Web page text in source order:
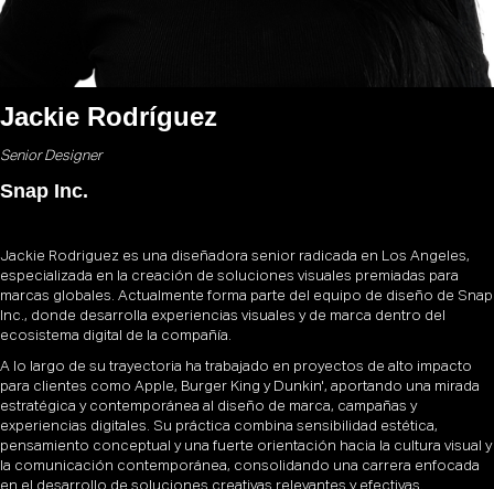
Jackie Rodríguez
Senior Designer
Snap Inc.
Jackie Rodriguez es una diseñadora senior radicada en Los Angeles,
especializada en la creación de soluciones visuales premiadas para
marcas globales. Actualmente forma parte del equipo de diseño de Snap
Inc., donde desarrolla experiencias visuales y de marca dentro del
ecosistema digital de la compañía.
A lo largo de su trayectoria ha trabajado en proyectos de alto impacto
para clientes como Apple, Burger King y Dunkin', aportando una mirada
estratégica y contemporánea al diseño de marca, campañas y
experiencias digitales. Su práctica combina sensibilidad estética,
pensamiento conceptual y una fuerte orientación hacia la cultura visual y
la comunicación contemporánea, consolidando una carrera enfocada